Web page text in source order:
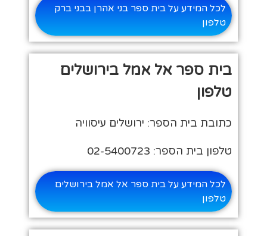
לכל המידע על בית ספר בני אהרן בבני ברק
טלפון
בית ספר אל אמל בירושלים
טלפון
כתובת בית הספר: ירושלים עיסוויה
טלפון בית הספר: 02-5400723
לכל המידע על בית ספר אל אמל בירושלים
טלפון